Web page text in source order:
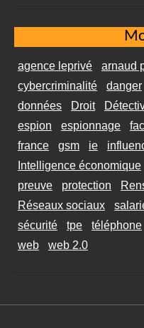
agence leprivé arnaud
cybercriminalité
danger
données
Droit
espion
espionnage
france
gsm ie
Intelligence économique
preuve
protection
Réseaux sociaux
sécurité
tpe téléphone
web
web 2.0